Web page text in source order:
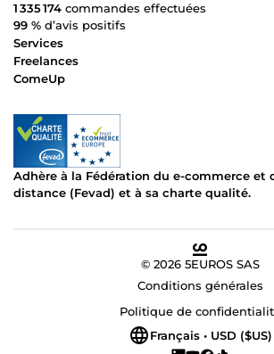
1 335 174 commandes effectuées
99 % d’avis positifs
Services
Freelances
ComeUp
Adhère à la Fédération du e-commerce et
distance (Fevad) et à sa charte qualité.
© 2026 5EUROS SAS
Conditions générales
Politique de
Français • USD ($US)